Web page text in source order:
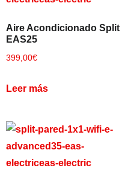
Empieza a escribir
Aire Acondicionado Split
EAS25
399,00€
Leer más